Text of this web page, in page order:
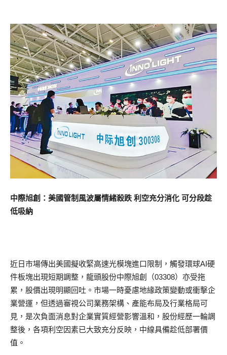
中際旭創：美國管制風波屬情緒殺跌 利空充分消化 可分段趁
低吸納
近日市場傳出美國擬收緊高速光模塊進口限制，觸發環球AI硬
件板塊出現短期調整，龍頭股份中際旭創（03308）亦受拖
累，股價出現明顯回吐。市場一時憂慮地緣政策變動或衝擊企
業營運，但透過審視公司業務架構、產能布局及行業格局可
見，是次負面消息對企業實質經營影響溫和，股份經歷一輪調
整後，各項利空因素已大致充分反映，中線具備趁低部署價
值。